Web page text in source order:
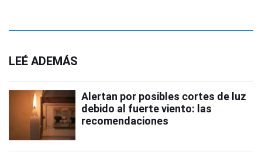
LEÉ ADEMÁS
Alertan por posibles cortes de luz
debido al fuerte viento: las
recomendaciones